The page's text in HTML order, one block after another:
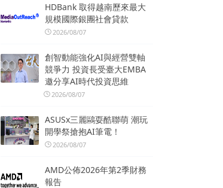
HDBank 取得越南歷來最大
規模國際銀團社會貸款
2026/08/07
創智動能強化AI與經營雙軸
競爭力 投資長受臺大EMBA
邀分享AI時代投資思維
2026/08/07
ASUSx三麗鷗耍酷聯萌 潮玩
開學祭搶抱AI筆電！
2026/08/07
AMD公佈2026年第2季財務
報告